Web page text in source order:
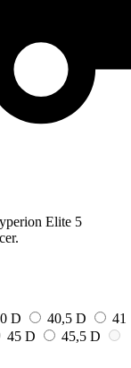
Elite 5
D 40,5 D
41
45 D
45,5 D